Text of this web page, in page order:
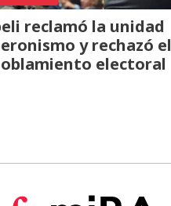
reclamó la unidad
y rechazó el
electoral